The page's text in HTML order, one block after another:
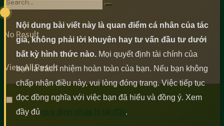
No Result
View All Result
Nội dung bài viết này là quan điểm cá nhân của tác
giả, không phải lời khuyên hay tư vấn đầu tư dưới
bất kỳ hình thức nào. Mọi quyết định tài chính của
bạn là trách nhiệm hoàn toàn của bạn. Nếu bạn không
chấp nhận điều này, vui lòng đóng trang. Việc tiếp tục
đọc đồng nghĩa với việc bạn đã hiểu và đồng ý. Xem
đầy đủ quy định pháp lý tại đây.